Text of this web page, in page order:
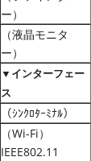
ー）
（液晶モニタ
ー）
▼インターフェー
ス
（ｼﾝｸﾛﾀｰﾐﾅﾙ）
（Wi-Fi）
IEEE802.11